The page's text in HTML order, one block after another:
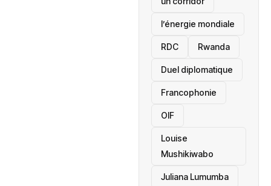
l’énergie mondiale
RDC Rwanda
Duel diplomatique
Francophonie
OIF
Louise
Mushikiwabo
Juliana Lumumba